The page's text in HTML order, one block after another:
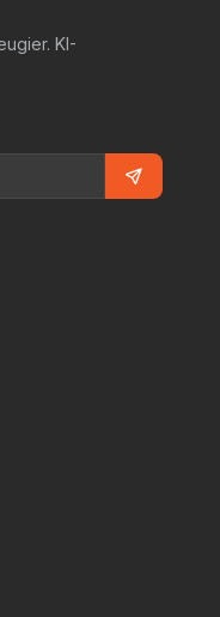
KI-